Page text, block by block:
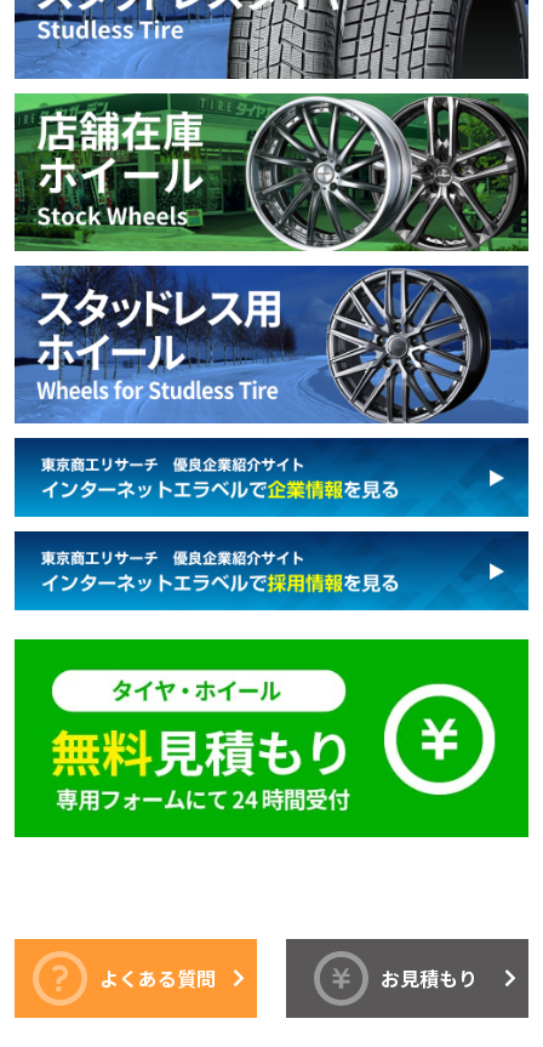
よくある質問 お見積もり